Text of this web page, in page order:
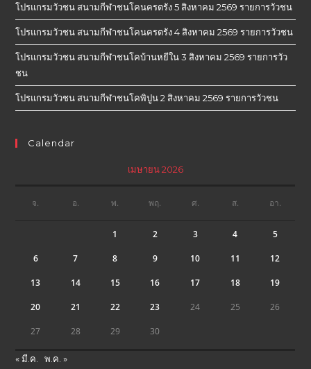
โปรแกรมวัวชน สนามกีฬาชนโคนครตรัง 5 สิงหาคม 2569 รายการวัวชน
โปรแกรมวัวชน สนามกีฬาชนโคนครตรัง 4 สิงหาคม 2569 รายการวัวชน
โปรแกรมวัวชน สนามกีฬาชนโคบ้านหยีใน 3 สิงหาคม 2569 รายการวัว
ชน
โปรแกรมวัวชน สนามกีฬาชนโคพิปูน 2 สิงหาคม 2569 รายการวัวชน
Calendar
เมษายน 2026
จ. อ. พ. พฤ. ศ. ส. อา.
1 2 3 4 5
6 7 8 9 10 11 12
13 14 15 16 17 18 19
20 21 22 23 24 25 26
27 28 29 30
« มี.ค. พ.ค. »